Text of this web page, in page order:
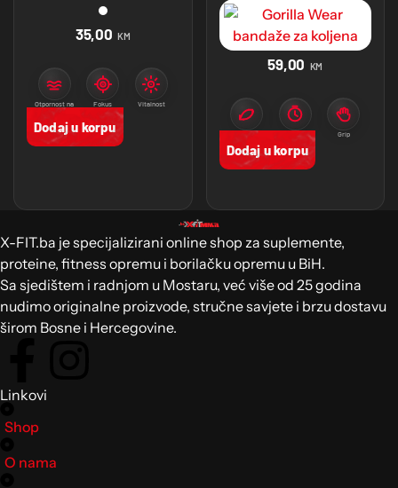
35,00 KM
Otpornost na
stres
Fokus Vitalnost
Dodaj u korpu
59,00 KM
Pokret Trening Grip
Dodaj u korpu
X-FIT.ba je specijalizirani online shop za suplemente,
proteine, fitness opremu i borilačku opremu u BiH.
Sa sjedištem i radnjom u Mostaru, već više od 25 godina
nudimo originalne proizvode, stručne savjete i brzu dostavu
širom Bosne i Hercegovine.
Linkovi
Shop
O nama